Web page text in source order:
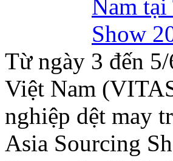
Từ ngày 3 đến
Việt Nam
nghiệp dệt may
Asia Sourcing